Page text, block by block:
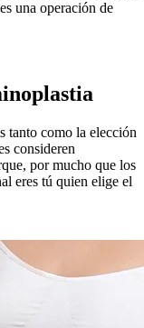
una operación de
tanto como la elección
consideren
por mucho que los
eres tú quien elige el